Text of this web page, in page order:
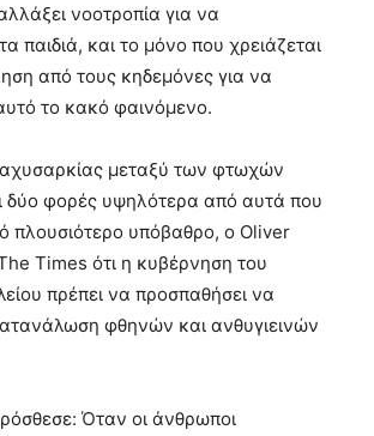
νοοτροπία για να
παιδιά, και το μόνο που χρειάζεται
από τους κηδεμόνες για να
το κακό φαινόμενο.
μεταξύ των φτωχών
δύο φορές υψηλότερα από αυτά που
πλουσιότερο υπόβαθρο, ο Oliver
Times ότι η κυβέρνηση του
πρέπει να προσπαθήσει να
φθηνών και ανθυγιεινών
Όταν οι άνθρωποι